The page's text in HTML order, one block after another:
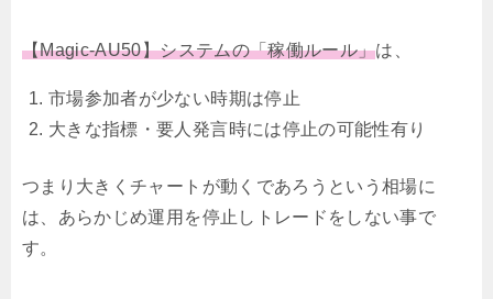
【Magic-AU50】システムの「稼働ルール」は、
市場参加者が少ない時期は停止
大きな指標・要人発言時には停止の可能性有り
つまり大きくチャートが動くであろうという相場に
は、あらかじめ運用を停止しトレードをしない事で
す。